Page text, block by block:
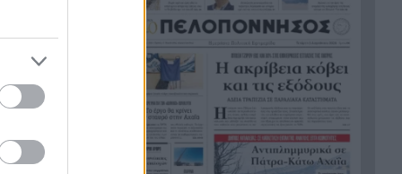
21:02
Σύμη: Εντοπίστηκε σορός
άνδρα στον Πανορμίτη –
Πιθανότατα ανήκει στον
αγνοούμενο Γερμανό τουρίστα
20:51 Συμφωνία Ιράν – Ομάν για νέα
ναυτιλιακή διαδρομή στα
Στενά του Ορμούζ